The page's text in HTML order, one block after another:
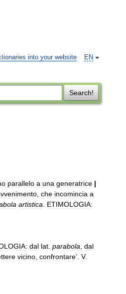
EN
into your website
Search!
parallelo a una generatrice |
che incomincia a
artistica
ETIMOLOGIA:
dal lat parabola dal
vicino confrontare’. V.